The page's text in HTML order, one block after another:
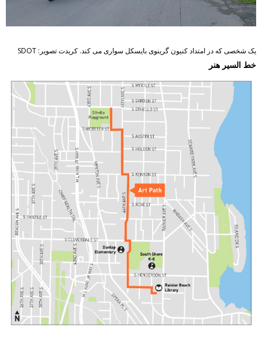
یک شخصی که در امتداد کنیون گرینوی بایسکل سواری می کند. کریدت تصویر: SDOT
خط السیر هنر